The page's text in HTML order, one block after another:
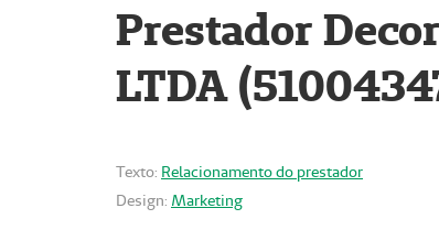
Prestador
LTDA
Texto: Relacionamento do prestador
Design: Marketing